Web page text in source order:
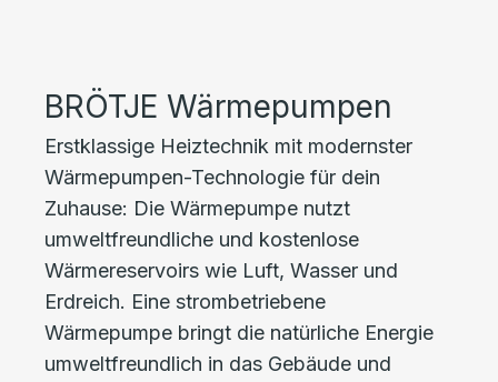
BRÖTJE Wärmepumpen
Erstklassige Heiztechnik mit modernster
Wärmepumpen-Technologie für dein
Zuhause: Die Wärmepumpe nutzt
umweltfreundliche und kostenlose
Wärmereservoirs wie Luft, Wasser und
Erdreich. Eine strombetriebene
Wärmepumpe bringt die natürliche Energie
umweltfreundlich in das Gebäude und